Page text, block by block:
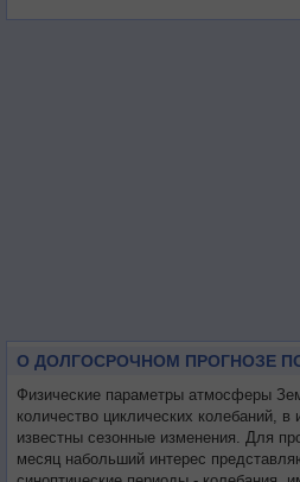
Физические параметры атмосферы
количество циклических колебаний,
известны сезонные изменения. Для
месяц набольший интерес